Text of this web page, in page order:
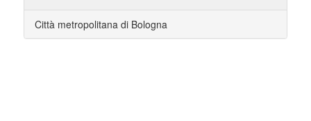
Città metropolitana di Bologna